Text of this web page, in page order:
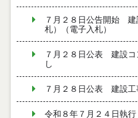
７月２８日公告開始 建
札）（電子入札）
７月２８日公表 建設
し
７月２８日公表 建設
令和８年７月２４日執